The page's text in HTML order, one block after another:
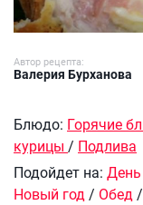
Автор рецепта:
Валерия Бурханова
Блюдо: Горячие
курицы / Подлива
Подойдет на:
Новый год / Обед /